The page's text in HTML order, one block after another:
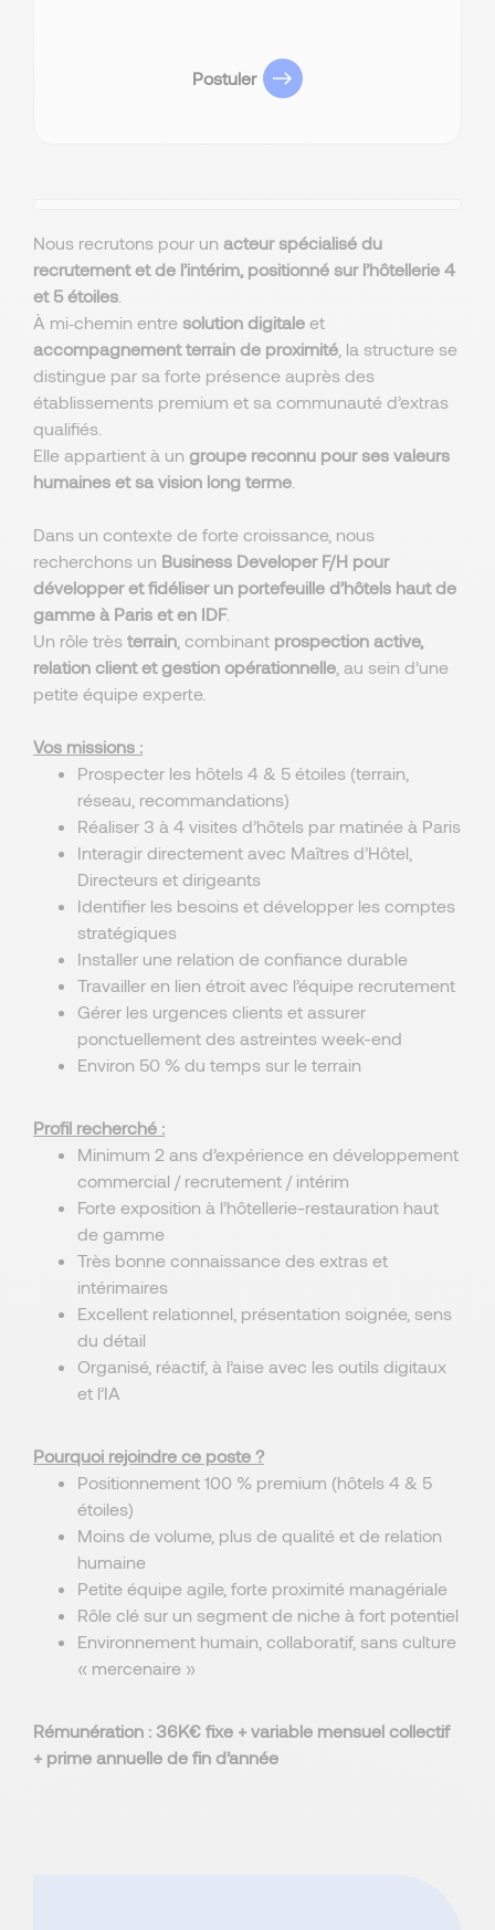
Postuler
Nous recrutons pour un acteur spécialisé du
recrutement et de l’intérim, positionné sur l’hôtellerie 4
et 5 étoiles
À mi‑chemin entre solution digitale et
accompagnement terrain de proximité , la structure se
distingue par sa forte présence auprès des
établissements premium et sa communauté d’extras
qualifiés.
Elle appartient à un groupe reconnu pour ses valeurs
humaines et sa vision long terme
Dans un contexte de forte croissance, nous
recherchons un Business Developer F/H pour
développer et fidéliser un portefeuille d’hôtels haut de
gamme à Paris et en IDF.
Un rôle très terrain , combinant prospection active,
relation client et gestion opérationnelle , au sein d’une
petite équipe experte.
Vos missions :
Prospecter les hôtels 4 & 5 étoiles (terrain,
réseau, recommandations)
Réaliser 3 à 4 visites d’hôtels par matinée à Paris
Interagir directement avec Maîtres d’Hôtel,
Directeurs et dirigeants
Identifier les besoins et développer les comptes
stratégiques
Installer une relation de confiance durable
Travailler en lien étroit avec l’équipe recrutement
Gérer les urgences clients et assurer
ponctuellement des astreintes week-end
Environ 50 % du temps sur le terrain
Profil recherché :
Minimum 2 ans d’expérience en développement
commercial / recrutement / intérim
Forte exposition à l’hôtellerie-restauration haut
de gamme
Très bonne connaissance des extras et
intérimaires
Excellent relationnel, présentation soignée, sens
du détail
Organisé, réactif, à l’aise avec les outils digitaux
et l’IA
Pourquoi rejoindre ce poste ?
Positionnement 100 % premium (hôtels 4 & 5
étoiles)
Moins de volume, plus de qualité et de relation
humaine
Petite équipe agile, forte proximité managériale
Rôle clé sur un segment de niche à fort potentiel
Environnement humain, collaboratif, sans culture
« mercenaire »
Rémunération : 36K€ fixe + variable mensuel collectif
+ prime annuelle de fin d’année